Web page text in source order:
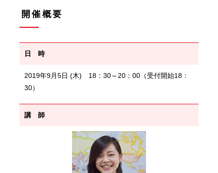
開催概要
日 時
2019年9月5日 (木) 18：30～20：00（受付開始18：
30）
講 師